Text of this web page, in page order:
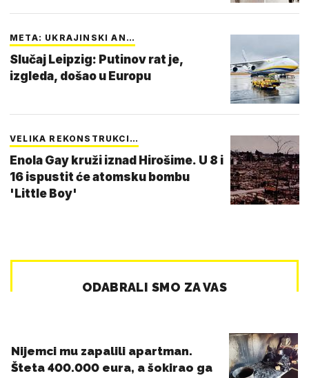
META: UKRAJINSKI AN…
Slučaj Leipzig: Putinov rat je,
izgleda, došao u Europu
VELIKA REKONSTRUKCI…
Enola Gay kruži iznad Hirošime. U 8 i
16 ispustit će atomsku bombu
'Little Boy'